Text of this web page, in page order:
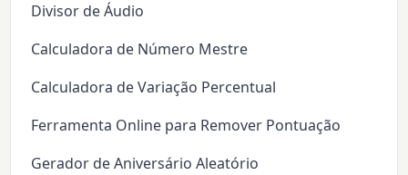
Divisor de Áudio
Calculadora de Número Mestre
Calculadora de Variação Percentual
Ferramenta Online para Remover Pontuação
Gerador de Aniversário Aleatório